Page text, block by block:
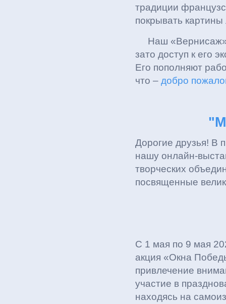
традиции
покрывать
Наш «Вернисаж»
зато доступ к его
Его пополняют
что – добро
Дорогие друзья! В
нашу онлайн-
творческих
посвященные
С 1 мая по 9 мая
акция «Окна
привлечение
участие в
находясь на